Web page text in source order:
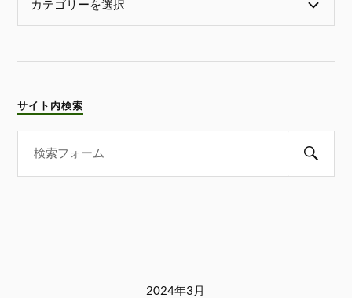
サイト内検索
2024年3月